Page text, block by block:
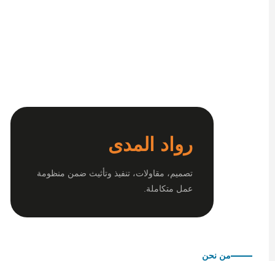
رواد المدى
تصميم، مقاولات، تنفيذ وتأثيث ضمن منظومة
عمل متكاملة.
من نحن